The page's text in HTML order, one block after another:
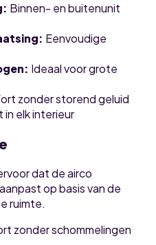
Binnen- en buitenunit
Eenvoudige
Ideaal voor grote
zonder storend geluid
in elk interieur
dat de airco
op basis van de
ruimte.
zonder schommelingen